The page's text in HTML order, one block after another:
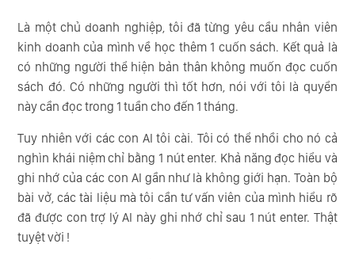
Là một chủ doanh nghiệp, tôi đã từng yêu cầu nhân viên
kinh doanh của mình về học thêm 1 cuốn sách. Kết quả là
có những người thể hiện bản thân không muốn đọc cuốn
sách đó. Có những người thì tốt hơn, nói với tôi là quyển
này cần đọc trong 1 tuần cho đến 1 tháng.
Tuy nhiên với các con AI tôi cài. Tôi có thể nhồi cho nó cả
nghìn khái niệm chỉ bằng 1 nút enter. Khả năng đọc hiểu và
ghi nhớ của các con AI gần như là không giới hạn. Toàn bộ
bài vở, các tài liệu mà tôi cần tư vấn viên của mình hiểu rõ
đã được con trợ lý AI này ghi nhớ chỉ sau 1 nút enter. Thật
tuyệt vời !